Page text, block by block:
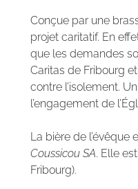
Conçue par une
projet caritatif. En
que les demandes
Caritas de Fribourg
contre l’isolement.
l’engagement de
La bière de l’évêque
Coussicou SA. Elle
Fribourg).